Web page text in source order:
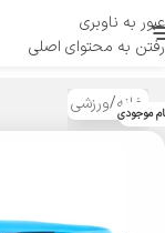
عبور به ناوبری
رفتن به محتوای اصلی
منو
خانه/ورزشی موجودی